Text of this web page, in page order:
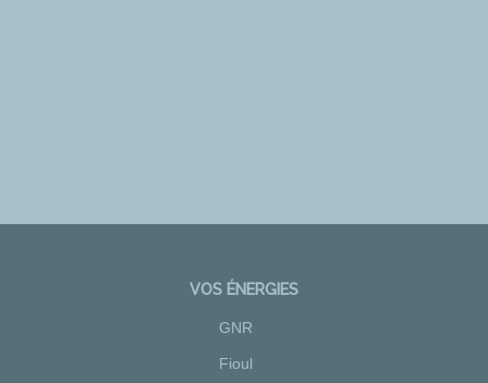
VOS ÉNERGIES
GNR
Fioul